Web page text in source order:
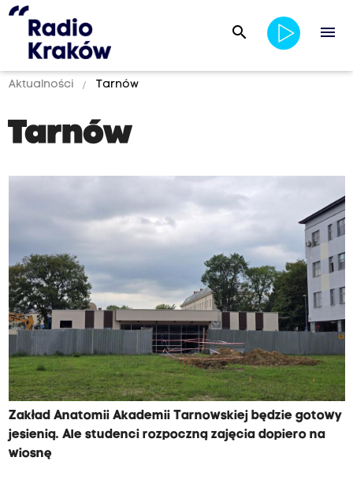
search menu
Aktualności Tarnów
Tarnów
Zakład Anatomii Akademii Tarnowskiej będzie gotowy
jesienią. Ale studenci rozpoczną zajęcia dopiero na
wiosnę